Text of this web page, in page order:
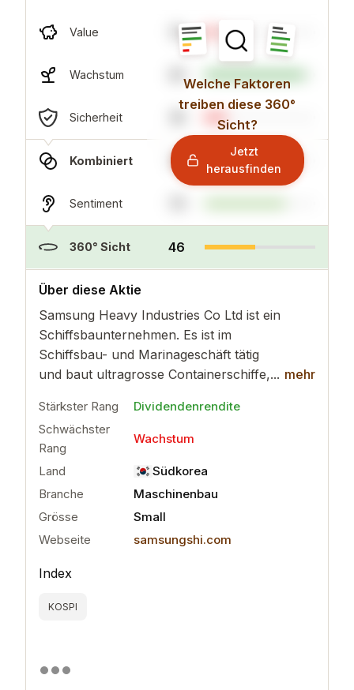
Value 13
Wachstum 91
Sicherheit
Kombiniert 31
Sentiment
360° Sicht 46
Welche Faktoren
treiben diese 360°
Sicht?
Jetzt
herausfinden
Über diese Aktie
Samsung Heavy Industries Co Ltd ist ein
Schiffsbaunternehmen. Es ist im
Schiffsbau- und Marinageschäft tätig
und baut ultragrosse Containerschiffe,... mehr
mehr
Stärkster Rang
Dividendenrendite
Schwächster
Rang
Wachstum
Land
Südkorea
Branche
Maschinenbau
Grösse
Small
Webseite
samsungshi.com
Index
KOSPI